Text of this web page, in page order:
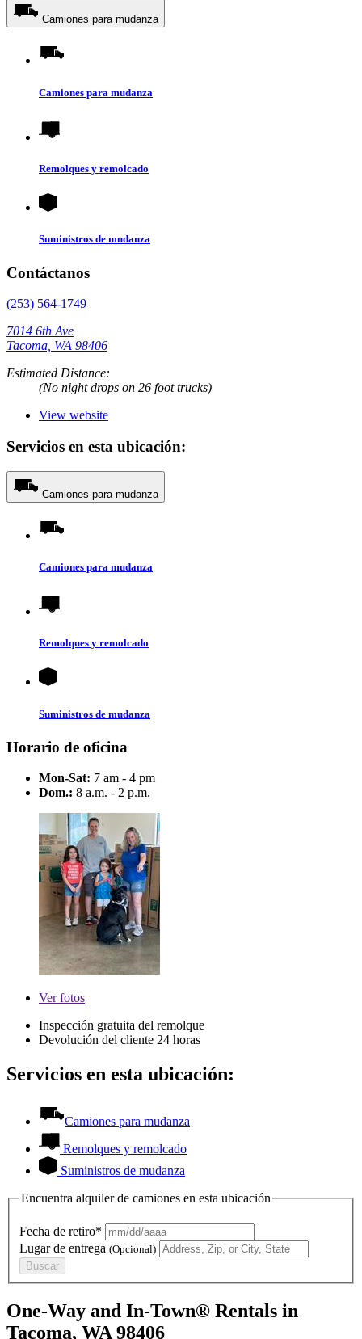
Camiones para mudanza
Camiones para mudanza
Remolques y remolcado
Suministros de mudanza
Contáctanos
(253) 564-1749
7014 6th Ave
Tacoma, WA 98406
Estimated Distance:
(No night drops on 26 foot trucks)
View website
Servicios en esta ubicación:
Camiones para mudanza
Camiones para mudanza
Remolques y remolcado
Suministros de mudanza
Horario de oficina
Mon-Sat: 7 am - 4 pm
Dom.: 8 a.m. - 2 p.m.
Verfotos
Inspección gratuita del remolque
Devolución del cliente 24 horas
Servicios en esta ubicación:
Camiones para mudanza
Remolques y remolcado
Suministros de mudanza
Encuentra alquiler de camiones en esta ubicación
Fecha de retiro*
Lugar de entrega (Opcional)
Buscar
One-Way and In-Town® Rentals in
Tacoma, WA 98406